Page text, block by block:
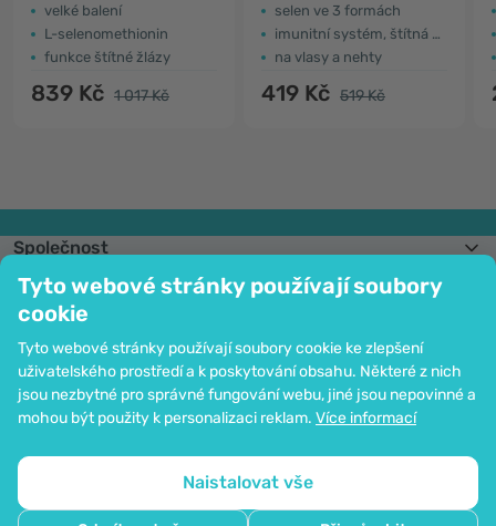
Tyto webové stránky používají soubory
cookie
Tyto webové stránky používají soubory cookie ke zlepšení
uživatelského prostředí a k poskytování obsahu. Některé z nich
jsou nezbytné pro správné fungování webu, jiné jsou nepovinné a
mohou být použity k personalizaci reklam. Více informací
Naistalovat vše
velké balení
L-selenomethionin
funkce štítné žlázy
839 Kč 1 017 Kč
selen ve 3 formách
imunitní systém, štítná žláza
na vlasy a nehty
419 Kč 519 Kč
Společnost
Informace
Připojte se k nám
Pomoc a objednávky
Možnost platby kartou. Ochrana osobních údajů zaručena pomocí šifrování
SSL.
Mapa stránek